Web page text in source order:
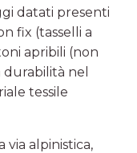
datati presenti
fix (tasselli a
apribili (non
nel
tessile
via alpinistica,